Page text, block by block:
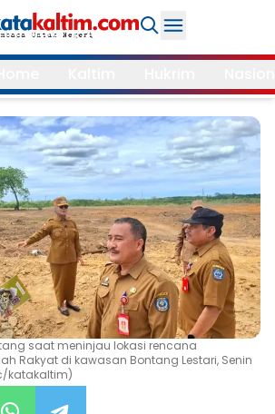
Daerah
Kukar
Samarinda
Bontang
Balikpapan
Kubar
Kutim
PPU
Mahulu
Paser
Berau
More
Internasional
Feature
Gaya
Hidup
saat meninjau lokasi rencana
Rakyat di kawasan Bontang Lestari, Senin
katakaltim)